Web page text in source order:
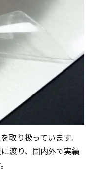
取り扱っています。
渡り、国内外で実績